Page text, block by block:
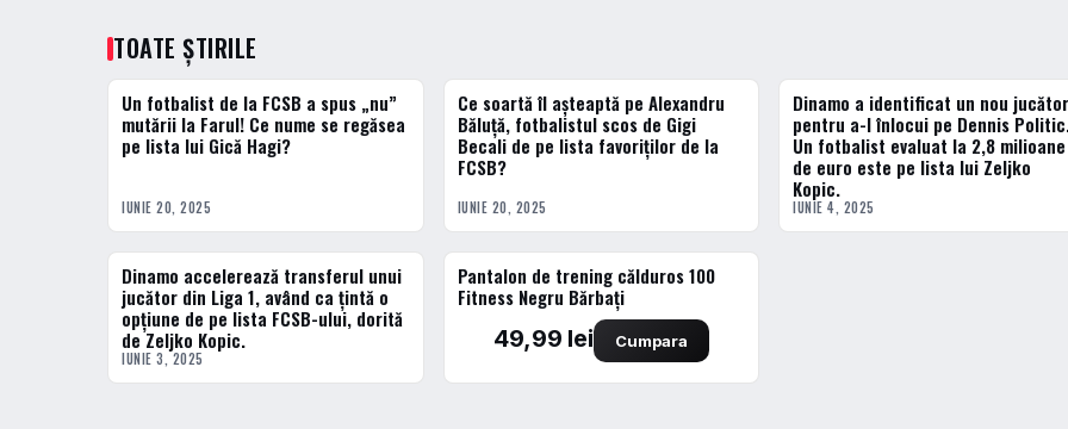
TOATE ȘTIRILE
ACTUALE
Un fotbalist de la FCSB a spus „nu”
mutării la Farul! Ce nume se regăsea
pe lista lui Gică Hagi?
IUNIE 20, 2025
ACTUALE
Ce soartă îl așteaptă pe Alexandru
Băluță, fotbalistul scos de Gigi
Becali de pe lista favoriților de la
FCSB?
IUNIE 20, 2025
ACTUALE
Dinamo a identificat un nou jucător
pentru a-l înlocui pe Dennis
Un fotbalist evaluat la 2,8 milioane
de euro este pe lista lui Zeljko
Kopic.
IUNIE 4, 2025
ACTUALE
Dinamo accelerează transferul unui
jucător din Liga 1, având ca ţintă o
opţiune de pe lista FCSB-ului, dorită
de Zeljko Kopic.
IUNIE 3, 2025
Pantalon de trening călduros 100
Fitness Negru Bărbați
49,99 lei Cumpara